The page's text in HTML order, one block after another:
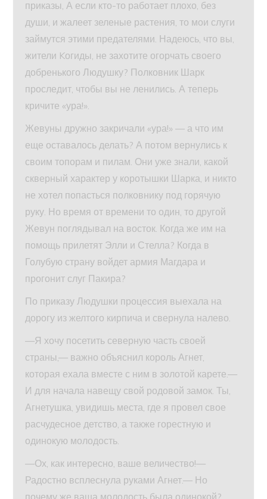
приказы, А если кто-то работает плохо, без
души, и жалеет зеленые растения, то мои слуги
займутся этими предателями. Надеюсь, что вы,
жители Kогиды, не захотите огорчать своего
добренького Людушку? Полковник Шарк
проследит, чтобы вы не ленились. А теперь
кричите «ура!».
Жевуны дружно закричали «ура!» — а что им
еще оставалось делать? А потом вернулись к
своим топорам и пилам. Они уже знали, какой
скверный характер у коротышки Шарка, и никто
не хотел попасться полковнику под горячую
руку. Но время от времени то один, то другой
Жевун поглядывал на восток. Когда же им на
помощь прилетят Элли и Стелла? Когда в
Голубую страну войдет армия Магдара и
прогонит слуг Пакира?
По приказу Людушки процессия выехала на
дорогу из желтого кирпича и свернула налево.
—Я хочу посетить северную часть своей
страны,— важно объяснил король Агнет,
которая ехала вместе с ним в золотой карете.—
И для начала навещу свой родовой замок. Ты,
Агнетушка, увидишь места, где я провел свое
расчудесное детство, а также горестную и
одинокую молодость.
—Ох, как интересно, ваше величество!—
Радостно всплеснула руками Агнет.— Но
почему же ваша молодость была одинокой?